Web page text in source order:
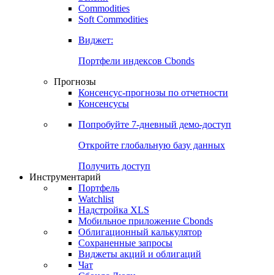
Commodities
Золото
Бензин
Soft Commodities
Виджет:
Портфели индексов Cbonds
Прогнозы
Консенсусы
Попробуйте7-дневный
Откройте глобальную базу данных
Получить доступ
Инструментарий
Портфель
Watchlist
Надстройка XLS
Мобильное приложение Cbonds